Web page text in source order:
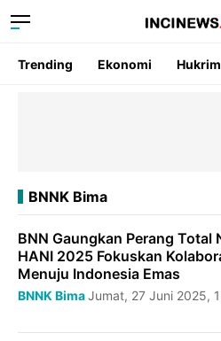
Trending Ekonomi Hukrim
BNNK Bima
BNN Gaungkan Perang Total
HANI 2025 Fokuskan
Menuju Indonesia Emas
BNNK BimaJumat, 27 Juni 2025,